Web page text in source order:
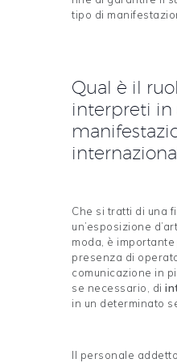
tipo di
Qual è il
interpreti in
Che si tratti di una
un’esposizione
moda, è
presenza di
comunicazione in
se necessario, di
in un determinato
Il personale